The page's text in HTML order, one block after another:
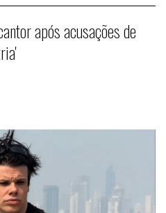
após acusações de